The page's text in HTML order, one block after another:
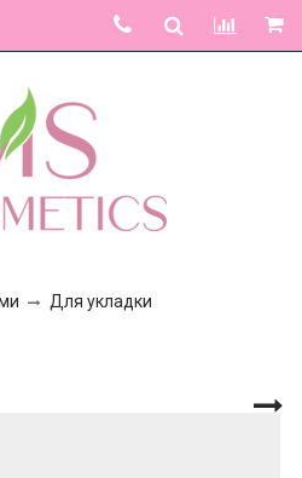
Для укладки